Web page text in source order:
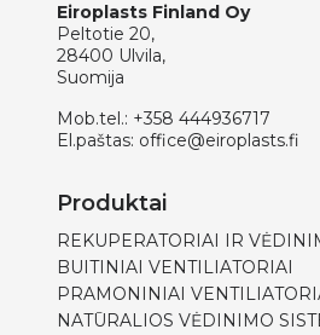
Eiroplasts Finland Oy
Peltotie 20,
28400 Ulvila,
Suomija
Mob.tel.: +358 444936717
El.paštas: office@eiroplasts.fi
Produktai
REKUPERATORIAI IR
BUITINIAI VENTILIATORIAI
PRAMONINIAI
NATŪRALIOS VĖDINIMO